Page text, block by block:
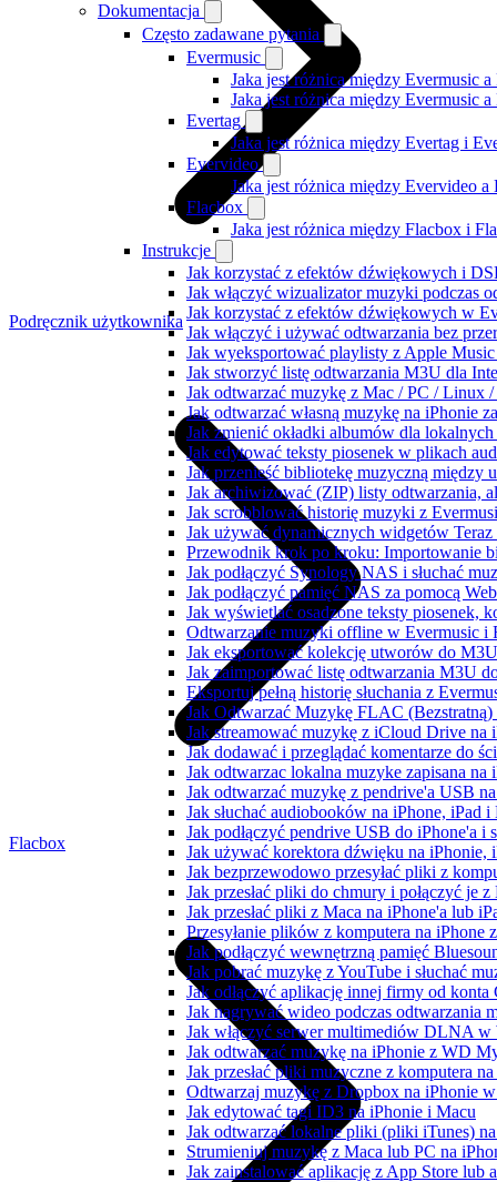
Dokumentacja
Często zadawane pytania
Evermusic
Jaka jest różnica między Evermusic
Jaka jest różnica między Evermusic
Evertag
Jaka jest różnica między Evertag i
Evervideo
Jaka jest różnica między Evervideo a
Flacbox
Jaka jest różnica między Flacbox i
Instrukcje
Jak korzystać z efektów dźwiękowych i
Jak włączyć wizualizator muzyki podczas
Jak korzystać z efektów dźwiękowych w
Jak włączyć i używać odtwarzania bez
Jak wyeksportować playlisty z Apple
Jak stworzyć listę odtwarzania M3U dla
Jak odtwarzać muzykę z Mac / PC /
Jak odtwarzać własną muzykę na iPhonie
Jak zmienić okładki albumów dla
Jak edytować teksty piosenek w plikach
Jak przenieść bibliotekę muzyczną
Jak archiwizować (ZIP) listy odtwarzania,
Jak scrobblować historię muzyki z
Jak używać dynamicznych widgetów
Przewodnik krok po kroku: Importowanie
Jak podłączyć Synology NAS i słuchać
Jak podłączyć pamięć NAS za pomocą
Jak wyświetlać osadzone teksty piosenek,
Odtwarzanie muzyki offline w Evermusic i
Jak eksportować kolekcję utworów do
Jak zaimportować listę odtwarzania M3U
Eksportuj pełną historię słuchania z
Jak Odtwarzać Muzykę FLAC
Jak streamować muzykę z iCloud Drive na
Jak dodawać i przeglądać komentarze do
Jak odtwarzac lokalna muzyke zapisana na
Jak odtwarzać muzykę z pendrive'a USB
Jak słuchać audiobooków na iPhone, iPad
Jak podłączyć pendrive USB do iPhone'a i
Jak używać korektora dźwięku na
Jak bezprzewodowo przesyłać pliki z
Jak przesłać pliki do chmury i połączyć je
Jak przesłać pliki z Maca na iPhone'a lub
Przesyłanie plików z komputera na iPhone
Jak podłączyć wewnętrzną pamięć
Jak pobrać muzykę z YouTube i słuchać
Jak odłączyć aplikację innej firmy od konta
Jak nagrywać wideo podczas odtwarzania
Jak włączyć serwer multimediów DLNA
Jak odtwarzać muzykę na iPhonie z WD
Jak przesłać pliki muzyczne z komputera
Odtwarzaj muzykę z Dropbox na iPhonie
Jak edytować tagi ID3 na iPhonie i Macu
Jak odtwarzać lokalne pliki (pliki iTunes)
Strumieniuj muzykę z Maca lub PC na
Jak zainstalować aplikację z App Store
Podręcznik użytkownika
Flacbox